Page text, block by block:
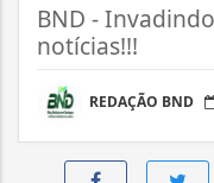
BND -
notícias!!!
REDAÇÃO BND